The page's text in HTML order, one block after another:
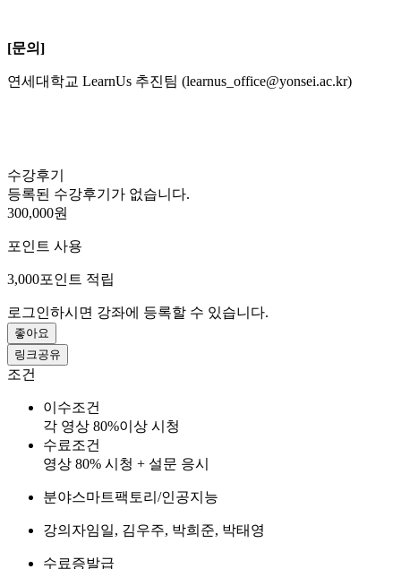
[문의]
연세대학교 LearnUs 추진팀 (learnus_office@yonsei.ac.kr)
수강후기
등록된 수강후기가 없습니다.
300,000원
포인트 사용
3,000포인트 적립
로그인하시면 강좌에 등록할 수 있습니다.
좋아요
링크공유
조건
이수조건
각 영상 80%이상 시청
수료조건
영상 80% 시청 + 설문 응시
분야스마트팩토리/인공지능
강의자임일, 김우주, 박희준, 박태영
수료증발급